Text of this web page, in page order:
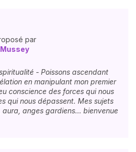
par
- Poissons ascendant
en manipulant mon premier
conscience des forces qui nous
qui nous dépassent. Mes sujets
aura, anges gardiens… bienvenue